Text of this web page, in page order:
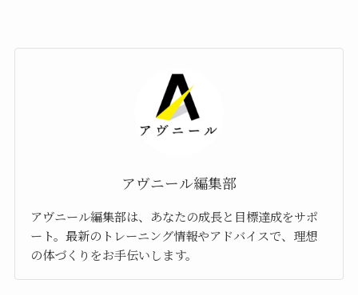
アヴニール編集部
アヴニール編集部は、あなたの成長と目標達成をサポ
ート。最新のトレーニング情報やアドバイスで、理想
の体づくりをお手伝いします。